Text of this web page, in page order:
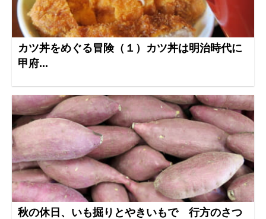
カツ丼をめぐる冒険（１）カツ丼は明治時代に
甲府...
秋の休日、いも掘りとやきいもで 行方のさつ